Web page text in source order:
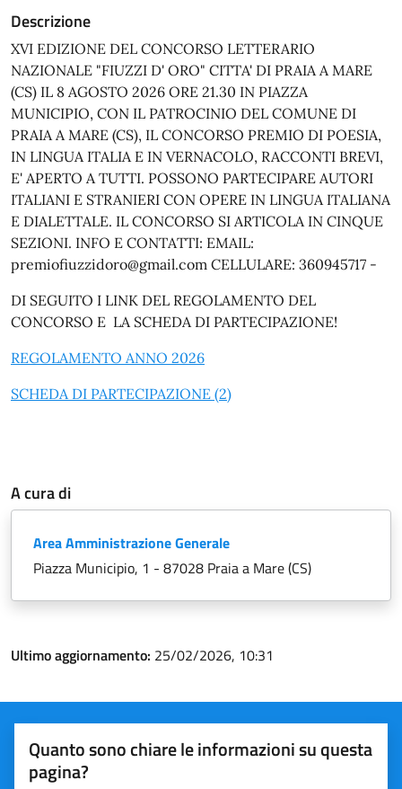
Descrizione
XVI EDIZIONE DEL CONCORSO LETTERARIO
NAZIONALE "FIUZZI D' ORO" CITTA' DI PRAIA A MARE
(CS) IL 8 AGOSTO 2026 ORE 21.30 IN PIAZZA
MUNICIPIO, CON IL PATROCINIO DEL COMUNE DI
PRAIA A MARE (CS), IL CONCORSO PREMIO DI POESIA,
IN LINGUA ITALIA E IN VERNACOLO, RACCONTI BREVI,
E' APERTO A TUTTI. POSSONO PARTECIPARE AUTORI
ITALIANI E STRANIERI CON OPERE IN LINGUA ITALIANA
E DIALETTALE. IL CONCORSO SI ARTICOLA IN CINQUE
SEZIONI. INFO E CONTATTI: EMAIL:
premiofiuzzidoro@gmail.com CELLULARE: 360945717 -
DI SEGUITO I LINK DEL REGOLAMENTO DEL
CONCORSO E LA SCHEDA DI PARTECIPAZIONE!
REGOLAMENTO ANNO 2026
SCHEDA DI PARTECIPAZIONE (2)
A cura di
Area Amministrazione Generale
Piazza Municipio, 1 - 87028 Praia a Mare (CS)
Ultimo aggiornamento: 25/02/2026, 10:31
Quanto sono chiare le informazioni su questa
pagina?